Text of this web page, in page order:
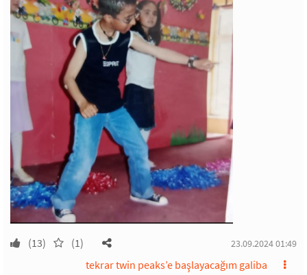
(13) (1) 23.09.2024 01:49
tekrar twin peaks’e başlayacağım galiba